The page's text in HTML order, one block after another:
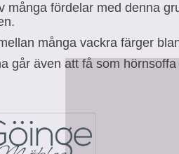
många fördelar med denna
många vackra färger
går även att få som